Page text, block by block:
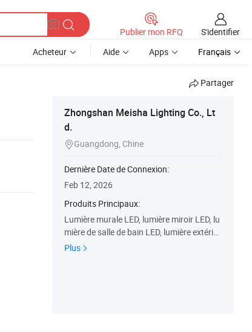
Publier mon RFQ
S'identifier
Acheteur Aide Apps Français
Partager
Zhongshan Meisha Lighting Co., Lt
d.
Guangdong, Chine
Dernière Date de Connexion:
Feb 12, 2026
Produits Principaux:
Lumière murale LED, lumière miroir LED, lu
mière de salle de bain LED, lumière extérie
ure LED, lumière pour tableau LED, lumière
Plus